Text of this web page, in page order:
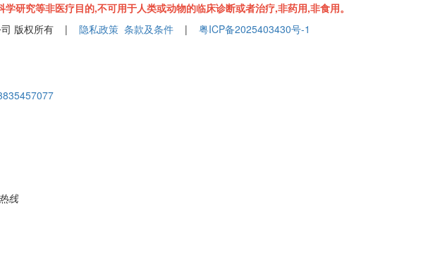
研究等非医疗目的,不可用于人类或动物的临床诊断或者治疗,非药用,非食用。
司 版权所有 | 隐私政策 条款及条件 | 粤ICP备2025403430号-1
线